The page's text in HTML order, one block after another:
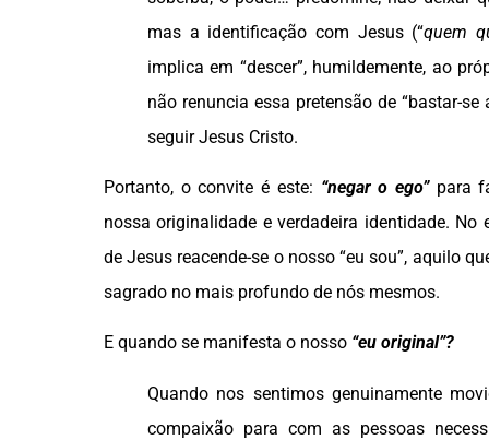
mas a identificação com Jesus (“quem
implica em “descer”, humildemente, ao
não renuncia essa pretensão de “bastar-se
seguir Jesus Cristo.
Portanto, o convite é este: “negar o ego”para
nossa originalidade e verdadeira identidade. No
de Jesus reacende-se o nosso “eu sou”, aquilo
sagrado no mais profundo de nós mesmos.
E quando se manifesta o nosso “eu original”?
Quando nos sentimos genuinamente
compaixão para com as pessoas